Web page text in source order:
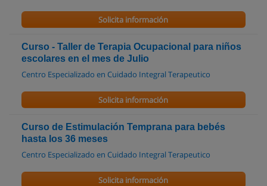
Solicita información
Curso - Taller de Terapia Ocupacional para niños
escolares en el mes de Julio
Centro Especializado en Cuidado Integral Terapeutico
Solicita información
Curso de Estimulación Temprana para bebés
hasta los 36 meses
Centro Especializado en Cuidado Integral Terapeutico
Solicita información